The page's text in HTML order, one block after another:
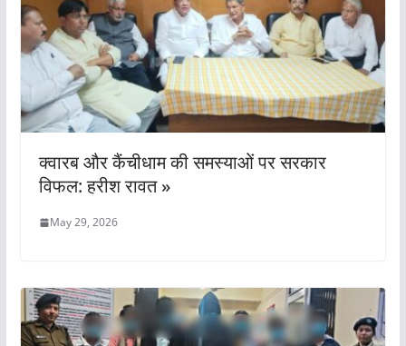
क्वारब और कैंचीधाम की समस्याओं पर सरकार
विफल: हरीश रावत »
May 29, 2026